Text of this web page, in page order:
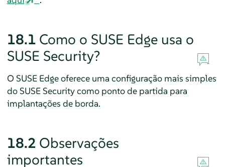
18.1 Como o SUSE Edge usa o
SUSE Security?
O SUSE Edge oferece uma configuração mais simples
do SUSE Security como ponto de partida para
implantações de borda.
18.2 Observações
importantes